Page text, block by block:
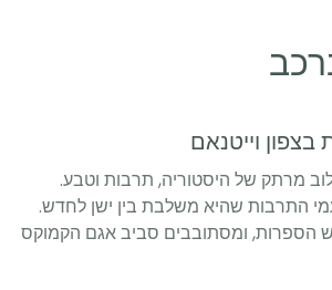
וייטנאם
מרתק של היסטוריה, תרבות וטבע.
התרבות שהיא משלבת בין ישן לחדש.
הספרות, ומסתובבים סביב אגם הקמוקס